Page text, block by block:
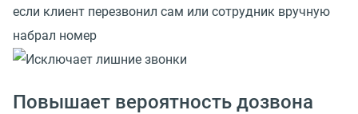
если клиент перезвонил сам или сотрудник вручную
набрал номер
Повышает вероятность дозвона